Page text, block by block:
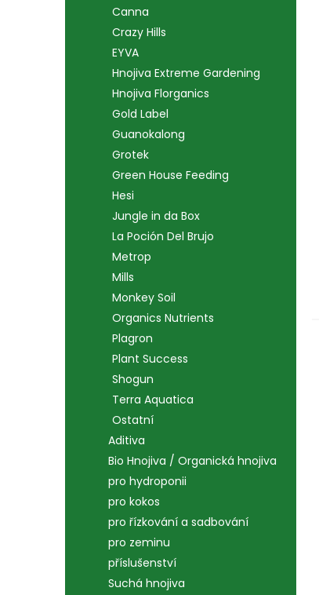
Canna
Crazy Hills
EYVA
Hnojiva Extreme Gardening
Hnojiva Florganics
Gold Label
Guanokalong
Grotek
Green House Feeding
Hesi
Jungle in da Box
La Poción Del Brujo
Metrop
Mills
Monkey Soil
Organics Nutrients
Plagron
Plant Success
Shogun
Terra Aquatica
Ostatní
Aditiva
Bio Hnojiva / Organická hnojiva
pro hydroponii
pro kokos
pro řízkování a sadbování
pro zeminu
příslušenství
Suchá hnojiva